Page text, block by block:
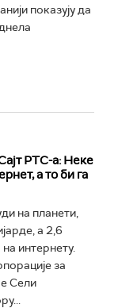
показују да
РТС-а: Неке
а то би га
на планети,
а 2,6
интернету.
за
Сели